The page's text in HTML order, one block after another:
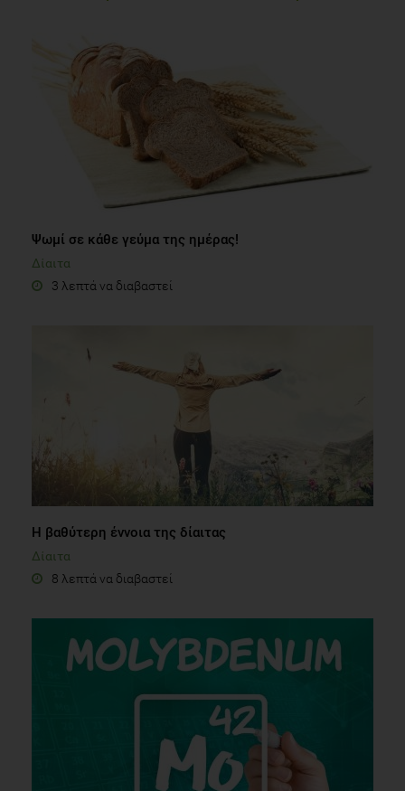
Ψωμί σε κάθε γεύμα της ημέρας!
Δίαιτα
3 λεπτά να διαβαστεί
Η βαθύτερη έννοια της δίαιτας
Δίαιτα
8 λεπτά να διαβαστεί